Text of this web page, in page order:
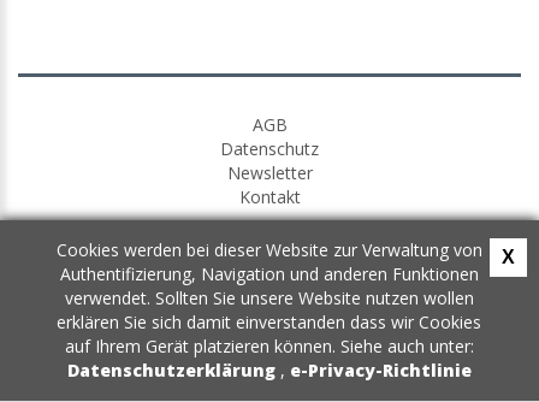
AGB
Datenschutz
Newsletter
Kontakt
Cookies werden bei dieser Website zur Verwaltung von
Authentifizierung, Navigation und anderen Funktionen
verwendet. Sollten Sie unsere Website nutzen wollen
erklären Sie sich damit einverstanden dass wir Cookies
auf Ihrem Gerät platzieren können. Siehe auch unter:
Datenschutzerklärung , e-Privacy-Richtlinie
X